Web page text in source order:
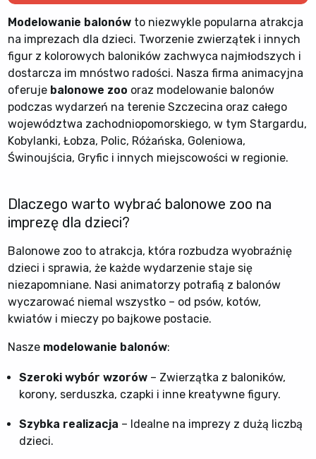
Modelowanie balonów to niezwykle popularna atrakcja
na imprezach dla dzieci. Tworzenie zwierzątek i innych
figur z kolorowych baloników zachwyca najmłodszych i
dostarcza im mnóstwo radości. Nasza firma animacyjna
oferuje balonowe zoo oraz modelowanie balonów
podczas wydarzeń na terenie Szczecina oraz całego
województwa zachodniopomorskiego, w tym Stargardu,
Kobylanki, Łobza, Polic, Różańska, Goleniowa,
Świnoujścia, Gryfic i innych miejscowości w regionie.
Dlaczego warto wybrać balonowe zoo na
imprezę dla dzieci?
Balonowe zoo to atrakcja, która rozbudza wyobraźnię
dzieci i sprawia, że każde wydarzenie staje się
niezapomniane. Nasi animatorzy potrafią z balonów
wyczarować niemal wszystko – od psów, kotów,
kwiatów i mieczy po bajkowe postacie.
Nasze modelowanie balonów:
Szeroki wybór wzorów – Zwierzątka z baloników,
korony, serduszka, czapki i inne kreatywne figury.
Szybka realizacja – Idealne na imprezy z dużą liczbą
dzieci.